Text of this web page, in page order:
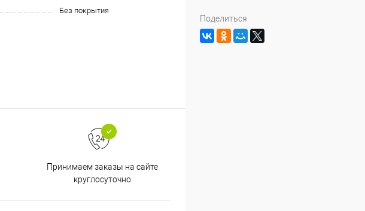
Без покрытия
Принимаем заказы на сайте
круглосуточно
Поделиться